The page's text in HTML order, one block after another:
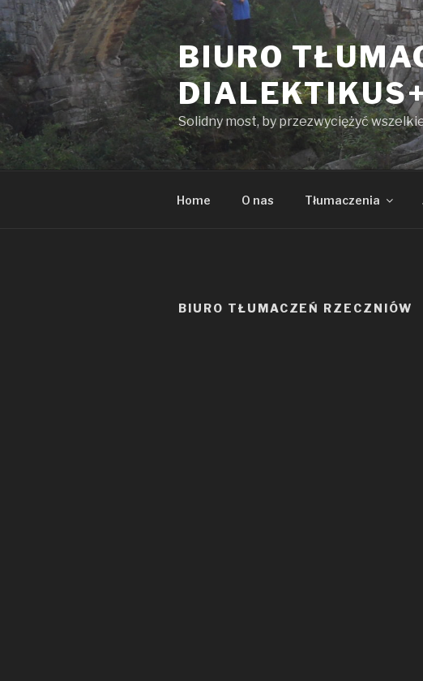
Przeskocz
do
treści
BIURO
Solidny most, by przezwyciężyć
Home O nas Tłumaczenia
BIURO TŁUMACZEŃ RZECZNIÓW